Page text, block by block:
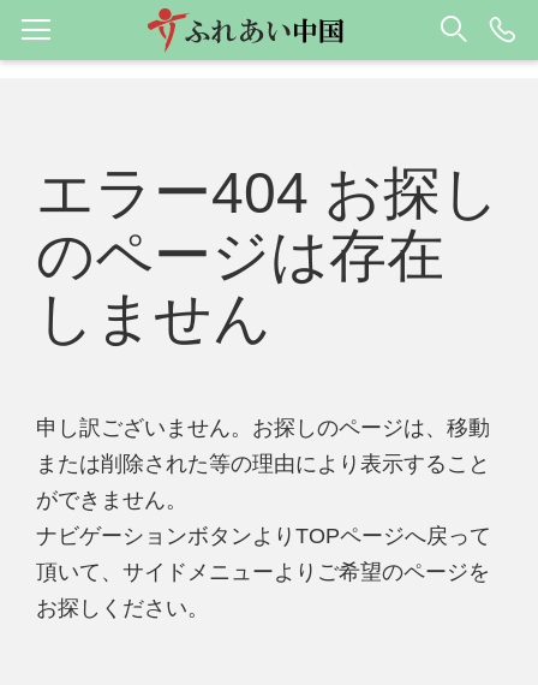
エラー404 お探し
のページは存在
しません
申し訳ございません。お探しのページは、移動
または削除された等の理由により表示すること
ができません。
ナビゲーションボタンよりTOPページへ戻って
頂いて、サイドメニューよりご希望のページを
お探しください。